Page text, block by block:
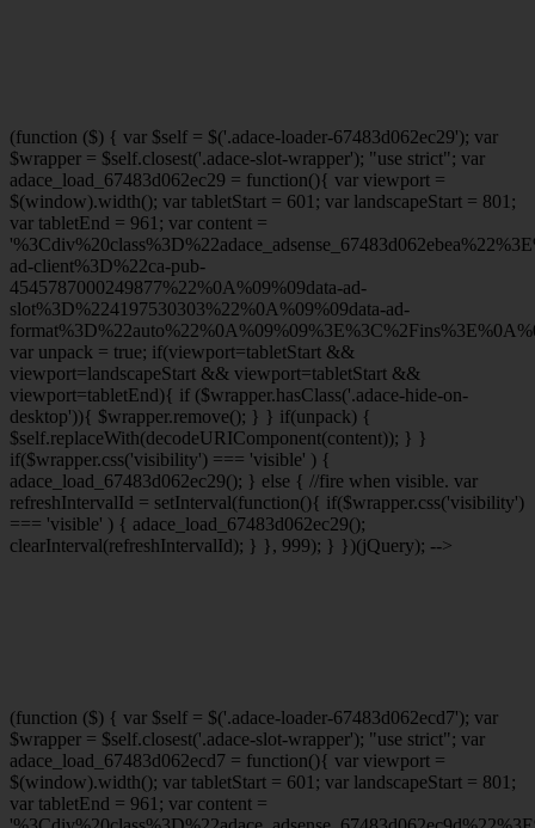
(function ($) { var $self = $('.adace-loader-67483d062ec29'); var
$wrapper = $self.closest('.adace-slot-wrapper'); "use strict"; var
adace_load_67483d062ec29 = function(){ var viewport =
$(window).width(); var tabletStart = 601; var landscapeStart = 801;
var tabletEnd = 961; var content =
ad-client%3D%22ca-pub-
4545787000249877%22%0A%09%09data-ad-
slot%3D%224197530303%22%0A%09%09data-ad-
var unpack = true; if(viewport=tabletStart &&
viewport=landscapeStart && viewport=tabletStart &&
viewport=tabletEnd){ if ($wrapper.hasClass('.adace-hide-on-
desktop')){ $wrapper.remove(); } } if(unpack) {
$self.replaceWith(decodeURIComponent(content)); } }
if($wrapper.css('visibility') === 'visible' ) {
adace_load_67483d062ec29(); } else { //fire when visible. var
refreshIntervalId = setInterval(function(){ if($wrapper.css('visibility')
=== 'visible' ) { adace_load_67483d062ec29();
clearInterval(refreshIntervalId); } }, 999); } })(jQuery); -->
(function ($) { var $self = $('.adace-loader-67483d062ecd7'); var
$wrapper = $self.closest('.adace-slot-wrapper'); "use strict"; var
adace_load_67483d062ecd7 = function(){ var viewport =
$(window).width(); var tabletStart = 601; var landscapeStart = 801;
var tabletEnd = 961; var content =